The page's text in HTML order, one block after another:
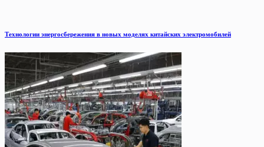
Технологии энергосбережения в новых моделях китайских электромобилей